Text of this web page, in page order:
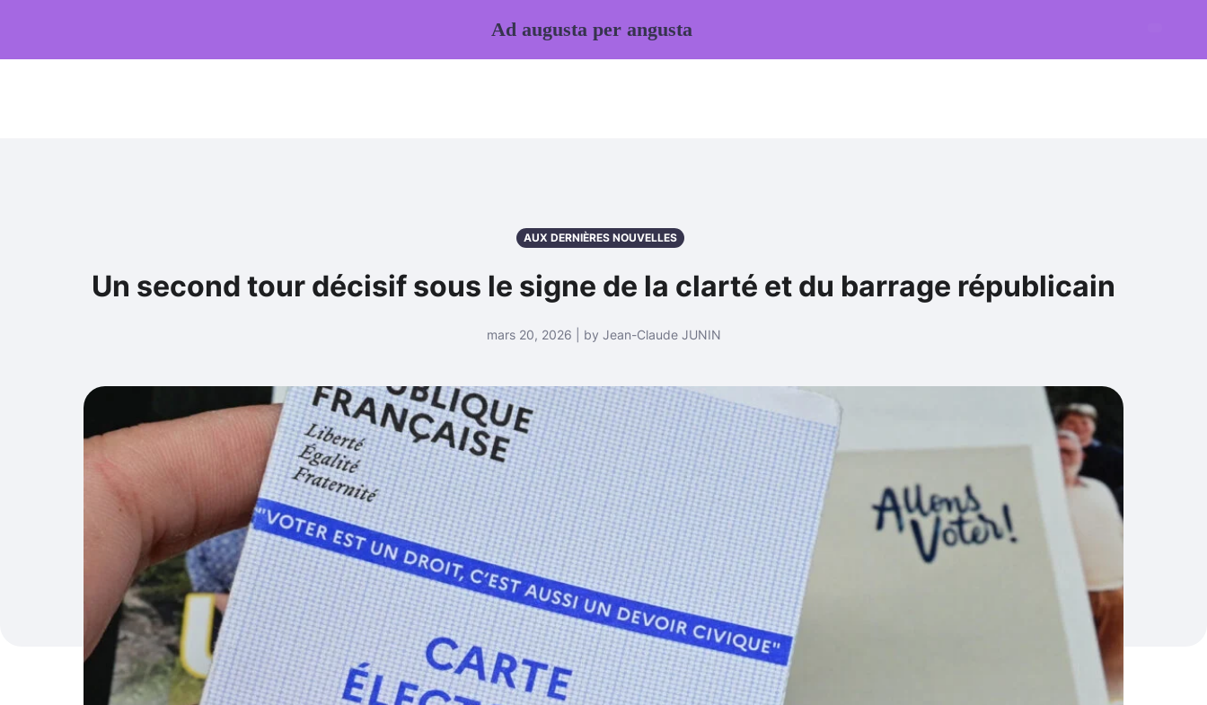
AUX DERNIÈRES NOUVELLES
Un second tour décisif sous le signe de la clarté et du barrage républicain
mars 20, 2026 | by Jean-Claude JUNIN
Ad augusta per angusta